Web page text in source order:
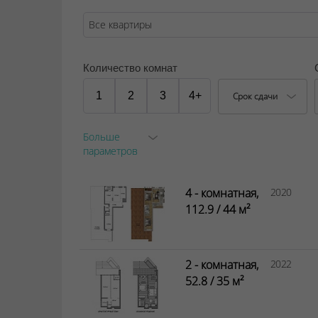
ООО "Твоя столицаконсалт", УНП
Договор на оказание риэлтерских услуг №
Количество комнат
1 2 3 4+ Срок сдачи
Больше
параметров
4 - комнатная,
112.9 / 44 м²
2020
2 - комнатная,
52.8 / 35 м²
2022